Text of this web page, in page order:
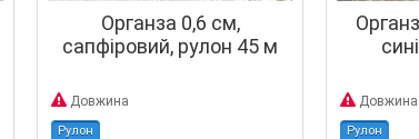
Органза 0,6 см,
сапфіровий, рулон 45 м
Довжина
Рулон
Довжина
Рулон